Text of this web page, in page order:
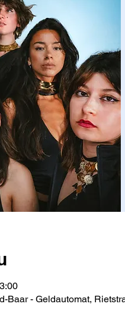
Baar - Geldautomat,